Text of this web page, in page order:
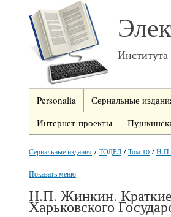
Personalia Сериальные
Интернет-проекты
Сериальные издания /ТОДРЛ /Том 10 /Н.П.
Показать меню
Н.П. Жинкин. Краткие
Харьковского